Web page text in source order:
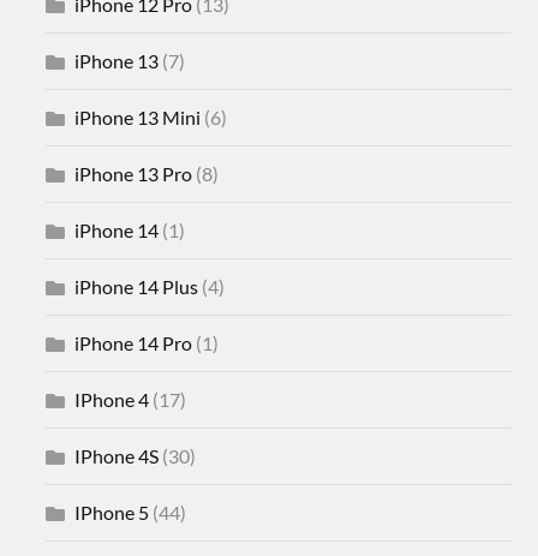
iPhone 13 (7)
iPhone 13 Mini (6)
iPhone 13 Pro (8)
iPhone 14 (1)
iPhone 14 Plus (4)
iPhone 14 Pro (1)
IPhone 4 (17)
IPhone 4S (30)
IPhone 5 (44)